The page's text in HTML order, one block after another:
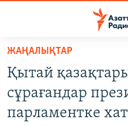
Skip
main
content
Skip
to
САЯСАТ
AZATTYQTV
ЖАҢАЛЫҚТАР
Қытай
сұрағандар
парламентке